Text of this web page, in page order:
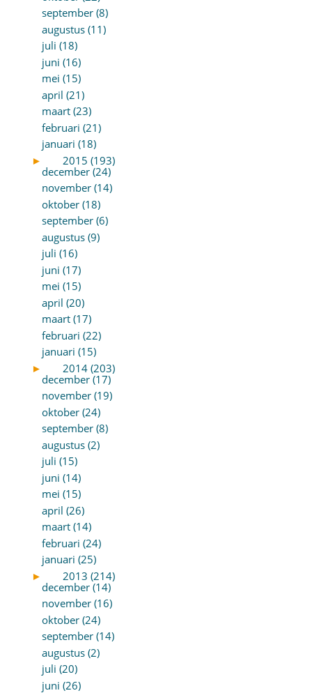
september (8)
augustus (11)
juli (18)
juni (16)
mei (15)
april (21)
maart (23)
februari (21)
januari (18)
►
2015 (193)
december (24)
november (14)
oktober (18)
september (6)
augustus (9)
juli (16)
juni (17)
mei (15)
april (20)
maart (17)
februari (22)
januari (15)
►
2014 (203)
december (17)
november (19)
oktober (24)
september (8)
augustus (2)
juli (15)
juni (14)
mei (15)
april (26)
maart (14)
februari (24)
januari (25)
►
2013 (214)
december (14)
november (16)
oktober (24)
september (14)
augustus (2)
juli (20)
juni (26)